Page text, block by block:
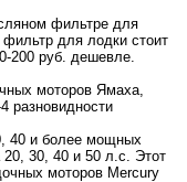
фильтре для
для лодки стоит
200 руб. дешевле.
моторов Ямаха,
разновидности
40 и более мощных
30, 40 и 50 л.с. Этот
моторов Mercury